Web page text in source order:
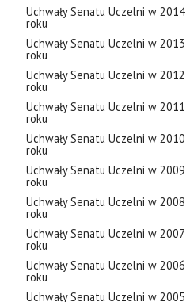
Uchwały Senatu Uczelni w 2014
roku
Uchwały Senatu Uczelni w 2013
roku
Uchwały Senatu Uczelni w 2012
roku
Uchwały Senatu Uczelni w 2011
roku
Uchwały Senatu Uczelni w 2010
roku
Uchwały Senatu Uczelni w 2009
roku
Uchwały Senatu Uczelni w 2008
roku
Uchwały Senatu Uczelni w 2007
roku
Uchwały Senatu Uczelni w 2006
roku
Uchwały Senatu Uczelni w 2005